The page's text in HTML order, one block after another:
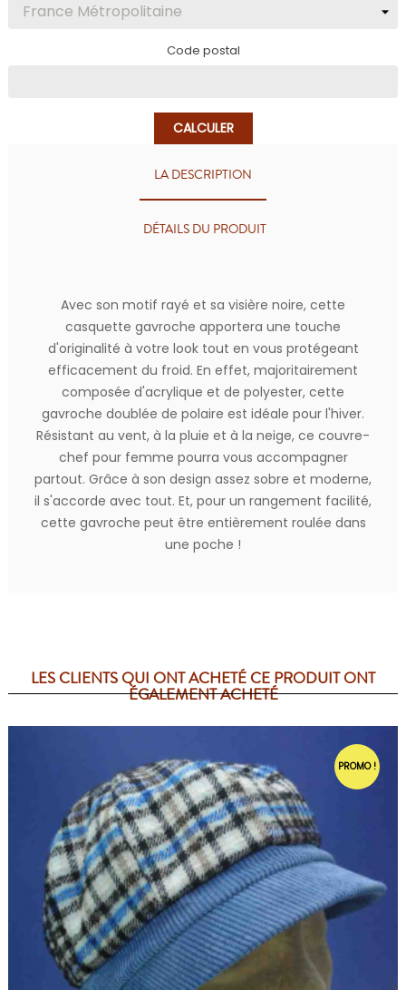
Code postal
CALCULER
LA DESCRIPTION
DÉTAILS DU PRODUIT
Avec son motif rayé et sa visière noire, cette
casquette gavroche apportera une touche
d'originalité à votre look tout en vous protégeant
efficacement du froid. En effet, majoritairement
composée d'acrylique et de polyester, cette
gavroche doublée de polaire est idéale pour l'hiver.
Résistant au vent, à la pluie et à la neige, ce couvre-
chef pour femme pourra vous accompagner
partout. Grâce à son design assez sobre et moderne,
il s'accorde avec tout. Et, pour un rangement facilité,
cette gavroche peut être entièrement roulée dans
une poche !
LES CLIENTS QUI ONT ACHETÉ CE PRODUIT ONT
ÉGALEMENT ACHETÉ
PROMO !